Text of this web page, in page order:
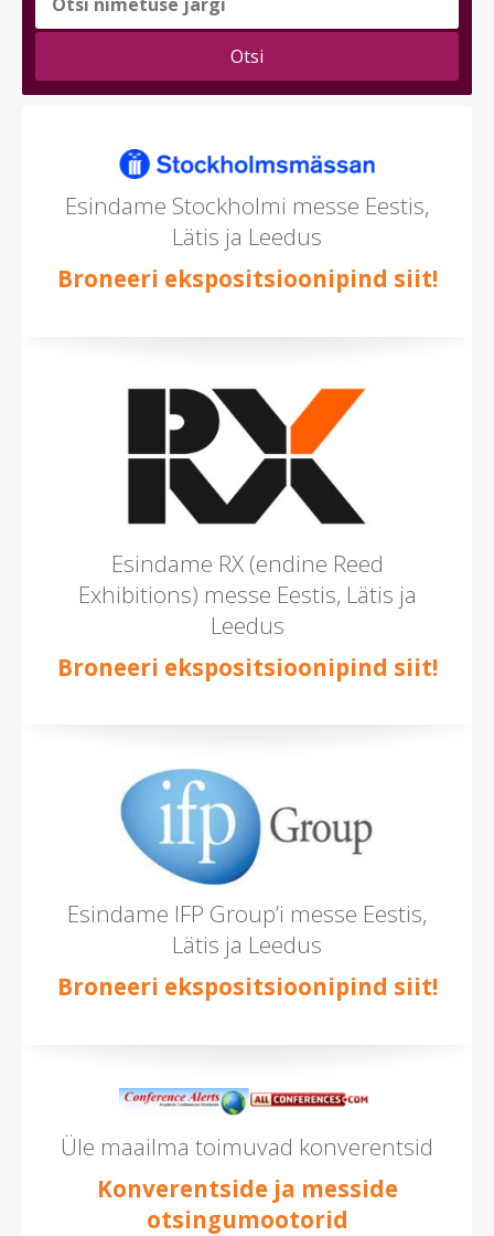
teema
valida
Esindame Stockholmi messe Eestis,
Lätis ja Leedus
Broneeri ekspositsioonipind siit!
Esindame RX (endine Reed
Exhibitions) messe Eestis, Lätis ja
Leedus
Broneeri ekspositsioonipind siit!
Esindame IFP Group’i messe Eestis,
Lätis ja Leedus
Broneeri ekspositsioonipind siit!
Üle maailma toimuvad konverentsid
Konverentside ja messide
otsingumootorid